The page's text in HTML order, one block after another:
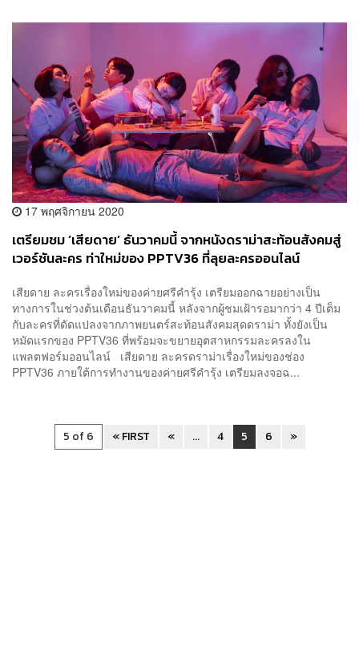
17 พฤศจิกายน 2020
เตรียมชม ‘เสียดาย’ ธันวาคมนี้ จากหนังดราม่าสะท้อนสังคมสู่
เวอร์ชันละคร ท่าใหม่ของ PPTV36 ที่ลุยละครออนไลน์
เสียดาย ละครเรื่องใหม่ของค่ายศรีคำรุ้ง เตรียมออกฉายอย่างเป็น
ทางการในช่วงต้นเดือนธันวาคมนี้ หลังจากผู้ชมเฝ้ารอมากว่า 4 ปีเต็ม
กับละครที่ดัดแปลงจากภาพยนตร์สะท้อนสังคมสุดดราม่า ทั้งยังเป็น
หมัดแรกของ PPTV36 ที่พร้อมจะขยายอุตสาหกรรมละครลงใน
แพลตฟอร์มออนไลน์ เสียดาย ละครดราม่าเรื่องใหม่ของช่อง
PPTV36 ภายใต้การทำงานของค่ายศรีคำรุ้ง เตรียมลงจอฉ...
5 of 6 « FIRST « ... 4 5 6 »